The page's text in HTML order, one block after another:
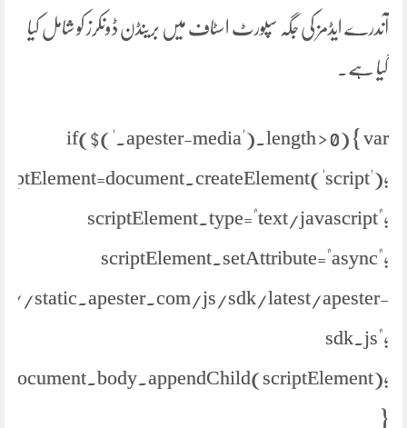
آندرے ایڈمز کی جگہ سپورٹ اسٹاف میں برینڈن ڈونکرز کو شامل کیا
گیا ہے۔
if($('.apester-media').length > 0) { var
scriptElement.type="text/javascript";
scriptElement.setAttribute="async";
static.apester.com/js/sdk/latest/apester-
sdk.js";
document.body.appendChild(scriptElement);
}